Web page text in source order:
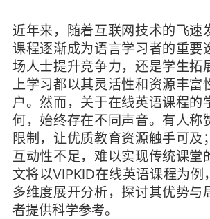
近年来，随着互联网技术的飞速
课程逐渐成为语言学习者的重要
场人士提升竞争力，还是学生拓
上学习都以其灵活性和资源丰富
户。然而，关于在线英语课程的
何，始终存在不同声音。有人称
限制，让优质教育资源触手可及
互动性不足，难以实现传统课堂
文将以VIPKID在线英语课程为例
多维度展开分析，探讨其优势与
者提供科学参考。